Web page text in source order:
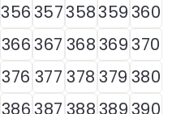
356357358359360
366367 368369370
376 377 378 379 380
386387 388389390